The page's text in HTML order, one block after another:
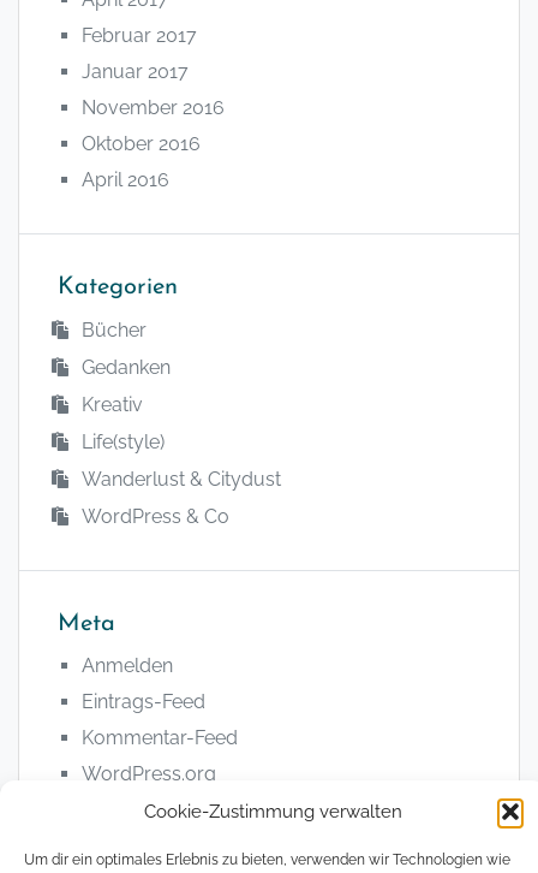
Cookie-Zustimmung verwalten
Um dir ein optimales Erlebnis zu bieten, verwenden wir Technologien wie
Februar 2017
Januar 2017
November 2016
Oktober 2016
April 2016
Kategorien
Bücher
Gedanken
Kreativ
Life(style)
Wanderlust & Citydust
WordPress & Co
Meta
Anmelden
Eintrags-Feed
Kommentar-Feed
WordPress.org